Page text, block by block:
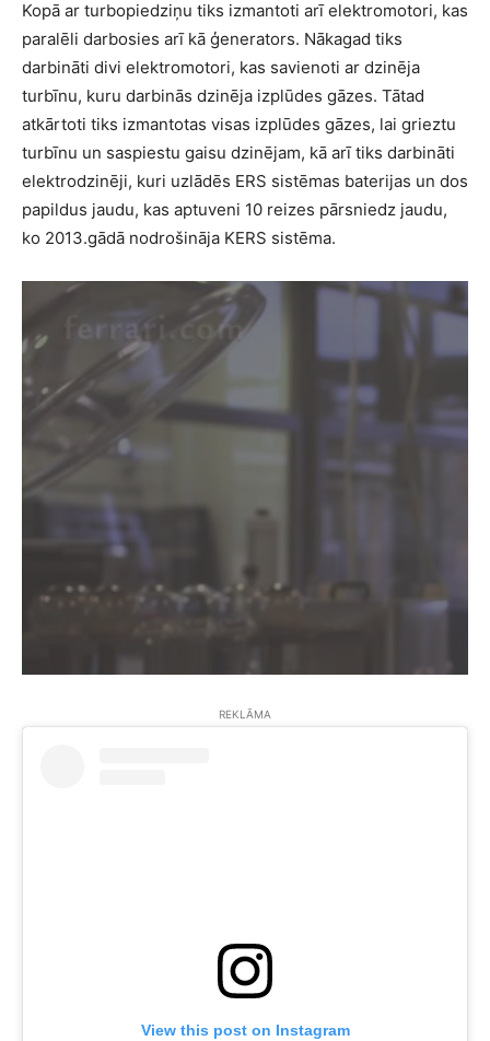
Kopā ar turbopiedziņu tiks izmantoti arī elektromotori, kas
paralēli darbosies arī kā ģenerators. Nākagad tiks
darbināti divi elektromotori, kas savienoti ar dzinēja
turbīnu, kuru darbinās dzinēja izplūdes gāzes. Tātad
atkārtoti tiks izmantotas visas izplūdes gāzes, lai grieztu
turbīnu un saspiestu gaisu dzinējam, kā arī tiks darbināti
elektrodzinēji, kuri uzlādēs ERS sistēmas baterijas un dos
papildus jaudu, kas aptuveni 10 reizes pārsniedz jaudu,
ko 2013.gādā nodrošināja KERS sistēma.
REKLĀMA
View this post on Instagram